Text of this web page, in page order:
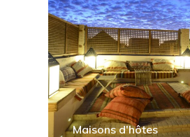
Maisons d'hôtes